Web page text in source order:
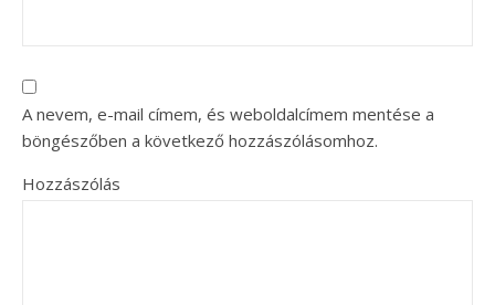
A nevem, e-mail címem, és weboldalcímem mentése a
böngészőben a következő hozzászólásomhoz.
Hozzászólás